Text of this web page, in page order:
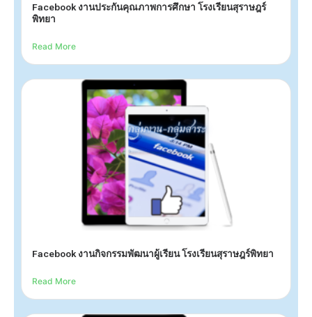
Facebook งานประกันคุณภาพการศึกษา โรงเรียนสุราษฎร์
พิทยา
Read More
Facebook งานกิจกรรมพัฒนาผู้เรียน โรงเรียนสุราษฎร์พิทยา
Read More